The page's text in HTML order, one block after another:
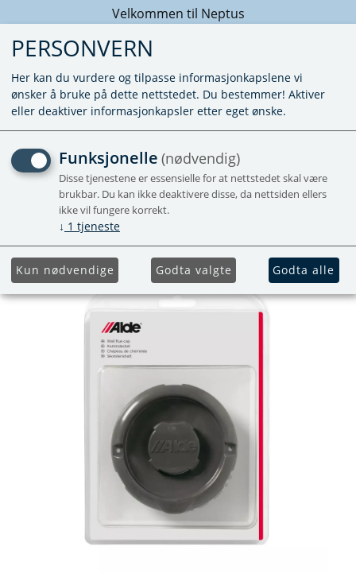
Velkommen til Neptus
DEKSEL SIDESKORSTEIN
ALDE MELLOMGRÅ
BLISTERPAKKET
PERSONVERN
Her kan du vurdere og tilpasse informasjonkapslene vi
ønsker å bruke på dette nettstedet. Du bestemmer! Aktiver
eller deaktiver informasjonkapsler etter eget ønske.
Funksjonelle (nødvendig)
Disse tjenestene er essensielle for at nettstedet skal være
brukbar. Du kan ikke deaktivere disse, da nettsiden ellers
ikke vil fungere korrekt.
↓ 1 tjeneste
Kun nødvendige Godta valgte Godta alle